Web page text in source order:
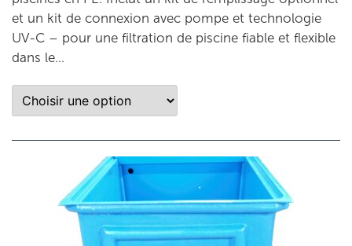
et un kit de connexion avec pompe et technologie
UV-C – pour une filtration de piscine fiable et flexible
dans le…